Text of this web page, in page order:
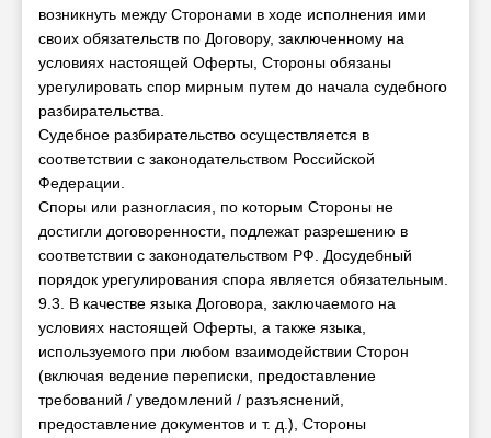
возникнуть между Сторонами в ходе исполнения ими
своих обязательств по Договору, заключенному на
условиях настоящей Оферты, Стороны обязаны
урегулировать спор мирным путем до начала судебного
разбирательства.
Судебное разбирательство осуществляется в
соответствии с законодательством Российской
Федерации.
Споры или разногласия, по которым Стороны не
достигли договоренности, подлежат разрешению в
соответствии с законодательством РФ. Досудебный
порядок урегулирования спора является обязательным.
9.3. В качестве языка Договора, заключаемого на
условиях настоящей Оферты, а также языка,
используемого при любом взаимодействии Сторон
(включая ведение переписки, предоставление
требований / уведомлений / разъяснений,
предоставление документов и т. д.), Стороны